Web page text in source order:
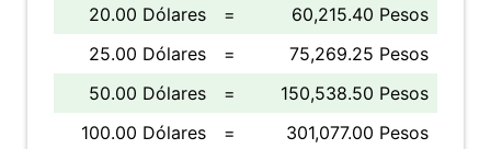
20.00 Dólares
=
60,215.40 Pesos
25.00 Dólares
=
75,269.25 Pesos
50.00 Dólares
=
150,538.50 Pesos
100.00 Dólares
=
301,077.00 Pesos